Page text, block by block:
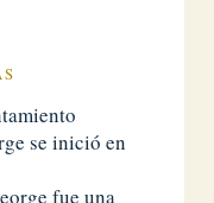
se inició en
fue una